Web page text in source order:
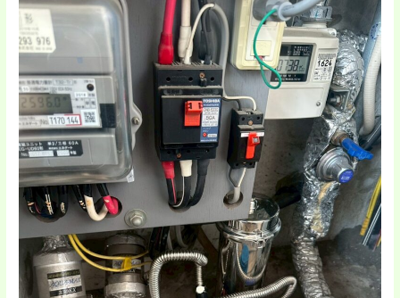
大
阪
市
野
区
Ｓ
様
邸
元
付
け